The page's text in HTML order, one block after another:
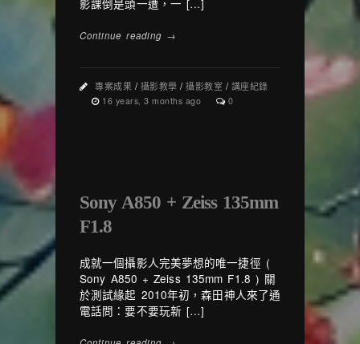
影課倒是頭一遭，一 […]
Continue reading →
專案成果 / 攝影教學 / 攝影教室 / 講座紀錄
16 years, 3 months ago 0
Sony A850 + Zeiss 135mm
F1.8
成就一個攝影人完美夢想的唯一捷徑 (
Sony A850 + Zeiss 135mm F1.8 ) 關
於測試緣起 2010年初，森田神人來了通
電話問：要不要玩新 […]